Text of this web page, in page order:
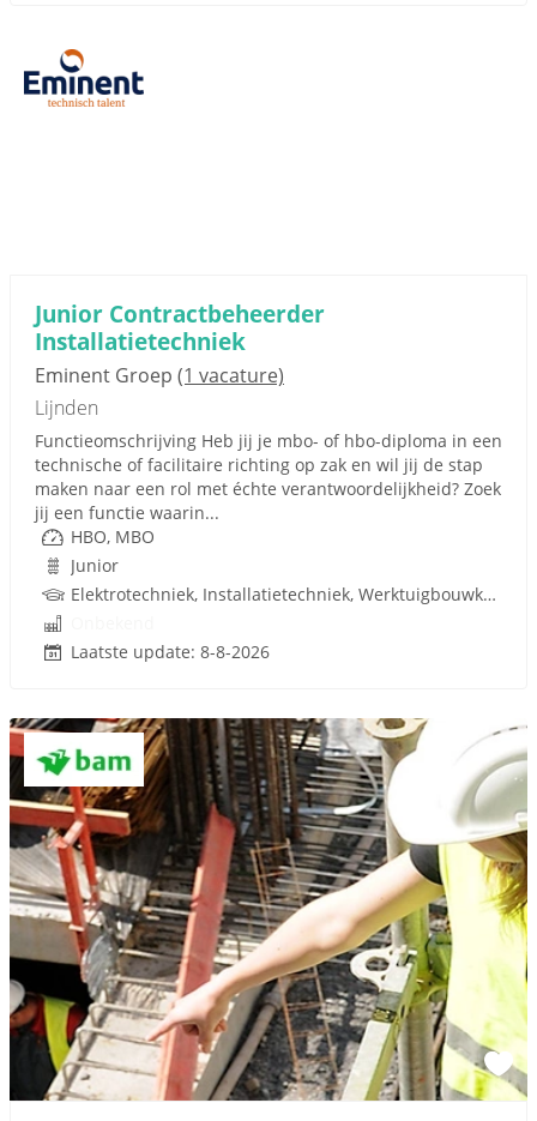
Junior Contractbeheerder
Installatietechniek
Eminent Groep (1 vacature)
Lijnden
Functieomschrijving Heb jij je mbo- of hbo-diploma in een
technische of facilitaire richting op zak en wil jij de stap
maken naar een rol met échte verantwoordelijkheid? Zoek
jij een functie waarin...
HBO, MBO
Junior
Elektrotechniek, Installatietechniek, Werktuigbouwkunde, Metaal, Gebouwgebonden installaties, Facilitair Management, Techniek
Laatste update: 8-8-2026